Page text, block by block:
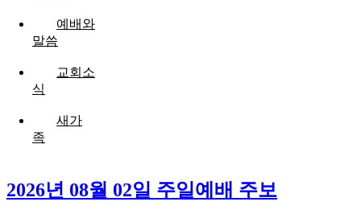
예배와
말씀
교회소
식
새가
족
2026년 08월 02일 주일예배 주보